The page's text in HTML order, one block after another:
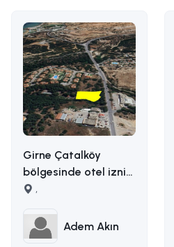
Girne Çatalköy
bölgesinde otel izni
alınmış 2173m2 satılık
ADEM AKIN
:05338314949
,
Adem Akın